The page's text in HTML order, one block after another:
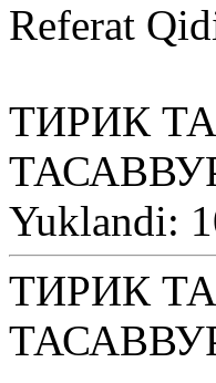
Referat
ТИРИК
Yuklandi:
ТИРИК